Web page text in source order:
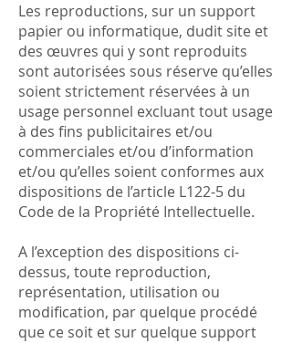
Les reproductions, sur un support
papier ou informatique, dudit site et
des œuvres qui y sont reproduits
sont autorisées sous réserve qu’elles
soient strictement réservées à un
usage personnel excluant tout usage
à des fins publicitaires et/ou
commerciales et/ou d’information
et/ou qu’elles soient conformes aux
dispositions de l’article L122-5 du
Code de la Propriété Intellectuelle.
A l’exception des dispositions ci-
dessus, toute reproduction,
représentation, utilisation ou
modification, par quelque procédé
que ce soit et sur quelque support